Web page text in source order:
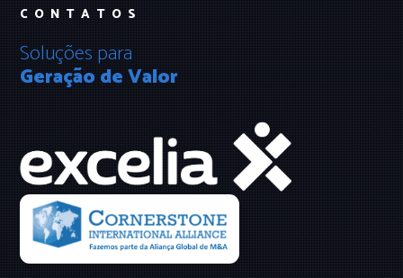
CONTATOS
Soluções para
Geração de Valor